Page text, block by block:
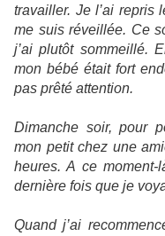
travailler. Je l’ai repris
me suis réveillée. Ce
j’ai plutôt sommeillé.
mon bébé était fort
pas prêté attention.
Dimanche soir, pour
mon petit chez une
heures. A ce
dernière fois que je
Quand j’ai